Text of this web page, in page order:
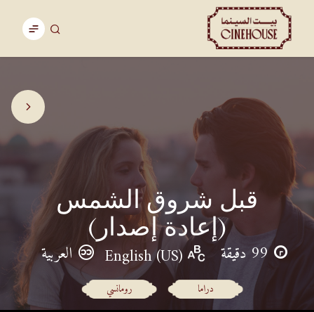
قبل شروق الشمس
(إعادة إصدار)
99 دقيقة English (US) العربية
دراما رومانسي